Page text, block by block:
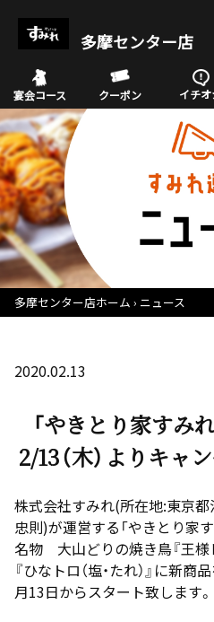
多摩センター店
宴会コース クーポン イチオ
多摩センター店ホーム ニュース
2020.02.13
「やきとり家すみ
2/13（木）よりキャ
株式会社すみれ(所在地:東京
忠則)が運営する「やきとり家
名物 大山どりの焼き鳥『王様
『ひなトロ（塩・たれ）』に新
月13日からスタート致します。